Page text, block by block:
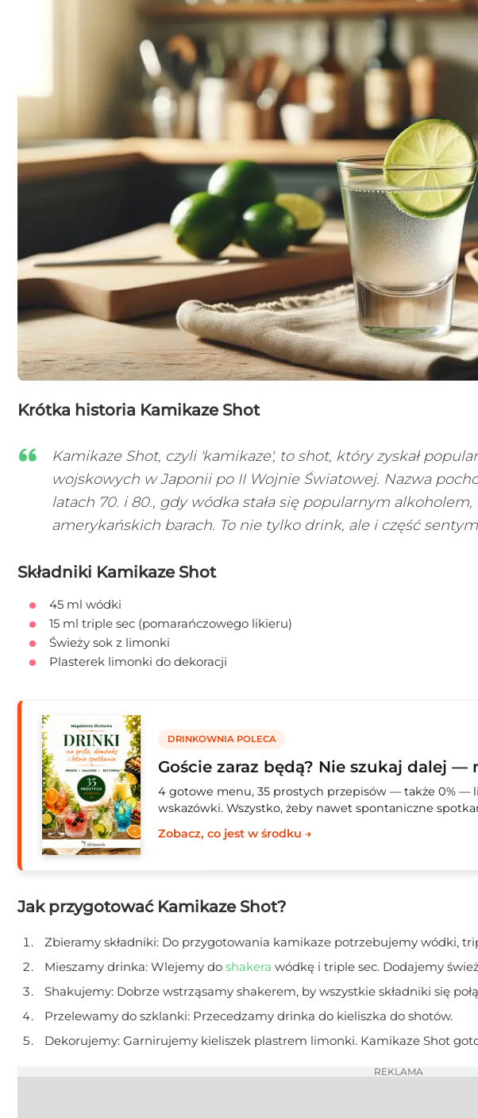
Krótka historia Kamikaze Shot
Kamikaze Shot, czyli 'kamikaze', to shot, który zyskał
wojskowych w Japonii po II Wojnie Światowej. Nazwa
latach 70. i 80., gdy wódka stała się popularnym
amerykańskich barach. To nie tylko drink, ale i część
Składniki Kamikaze Shot
45 ml wódki
15 ml triple sec (pomarańczowego likieru)
Świeży sok z limonki
Plasterek limonki do dekoracji
DRINKOWNIA POLECA
Goście zaraz będą? Nie szukaj dalej —
4 gotowe menu, 35 prostych przepisów — także 0% —
wskazówki. Wszystko, żeby nawet spontaniczne
Zobacz, co jest w środku →
Jak przygotować Kamikaze Shot?
Zbieramy składniki: Do przygotowania kamikaze potrzebujemy wódki,
Mieszamy drinka: Wlejemy do shakera wódkę i triple sec. Dodajemy
Shakujemy: Dobrze wstrząsamy shakerem, by wszystkie składniki się
Przelewamy do szklanki: Przecedzamy drinka do kieliszka do shotów.
Dekorujemy: Garnirujemy kieliszek plastrem limonki. Kamikaze Shot
REKLAMA